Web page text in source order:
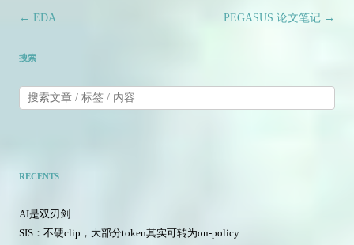
文章导航
← EDA PEGASUS 论文笔记 →
搜索
RECENTS
AI是双刃剑
SIS：不硬clip，大部分token其实可转为on-policy